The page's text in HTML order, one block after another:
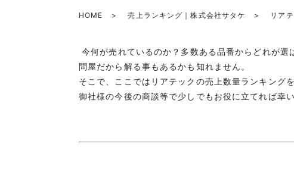
HOME 売上ランキング｜株式会社サタケ リア
今何が売れているのか？多数ある品番からどれが選
問屋だから解る事もあるかも知れません。
そこで、ここではリアテックの売上数量ランキング
御社様の今後の商談等で少しでもお役に立てれば幸い